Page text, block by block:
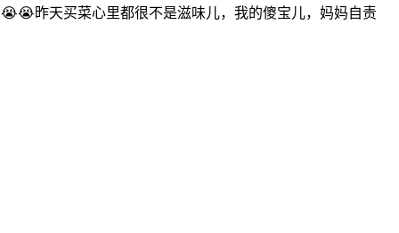
昨天买菜心里都很不是滋味儿，我的傻宝儿，妈妈自责